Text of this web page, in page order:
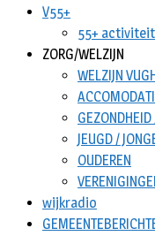
V55+
55+
ZORG/WELZIJN
WELZIJN
GEZONDHEID
JEUGD /
OUDEREN
wijkradio